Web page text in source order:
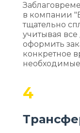
в компании
тщательно
учитывая
оформить
конкретное
4